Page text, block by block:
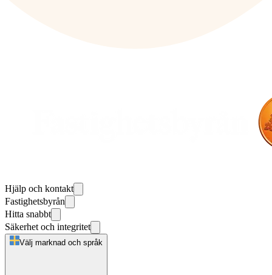
Hjälp och kontakt
Fastighetsbyrån
Hitta snabbt
Säkerhet och integritet
Välj marknad och språk